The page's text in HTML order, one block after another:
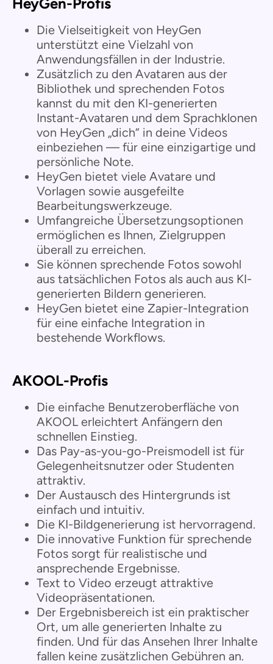
Die Vielseitigkeit von HeyGen
unterstützt eine Vielzahl von
Anwendungsfällen in der Industrie.
Zusätzlich zu den Avataren aus der
Bibliothek und sprechenden Fotos
kannst du mit den KI-generierten
Instant-Avataren und dem Sprachklonen
von HeyGen „dich“ in deine Videos
einbeziehen — für eine einzigartige und
persönliche Note.
HeyGen bietet viele Avatare und
Vorlagen sowie ausgefeilte
Bearbeitungswerkzeuge.
Umfangreiche Übersetzungsoptionen
ermöglichen es Ihnen, Zielgruppen
überall zu erreichen.
Sie können sprechende Fotos sowohl
aus tatsächlichen Fotos als auch aus KI-
generierten Bildern generieren.
HeyGen bietet eine Zapier-Integration
für eine einfache Integration in
bestehende Workflows.
AKOOL-Profis
Die einfache Benutzeroberfläche von
AKOOL erleichtert Anfängern den
schnellen Einstieg.
Das Pay-as-you-go-Preismodell ist für
Gelegenheitsnutzer oder Studenten
attraktiv.
Der Austausch des Hintergrunds ist
einfach und intuitiv.
Die KI-Bildgenerierung ist hervorragend.
Die innovative Funktion für sprechende
Fotos sorgt für realistische und
ansprechende Ergebnisse.
Text to Video erzeugt attraktive
Videopräsentationen.
Der Ergebnisbereich ist ein praktischer
Ort, um alle generierten Inhalte zu
finden. Und für das Ansehen Ihrer Inhalte
fallen keine zusätzlichen Gebühren an.